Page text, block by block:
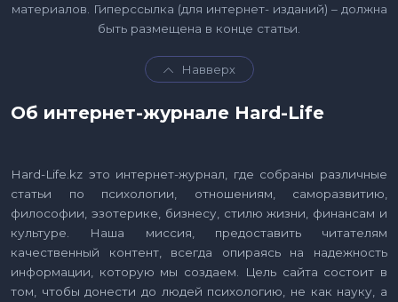
материалов. Гиперссылка (для интернет- изданий) – должна
быть размещена в конце статьи.
Навверх
Об интернет-журнале Hard-Life
Hard-Life.kz это интернет-журнал, где собраны различные
статьи по психологии, отношениям, саморазвитию,
философии, эзотерике, бизнесу, стилю жизни, финансам и
культуре. Наша миссия, предоставить читателям
качественный контент, всегда опираясь на надежность
информации, которую мы создаем. Цель сайта состоит в
том, чтобы донести до людей психологию, не как науку, а